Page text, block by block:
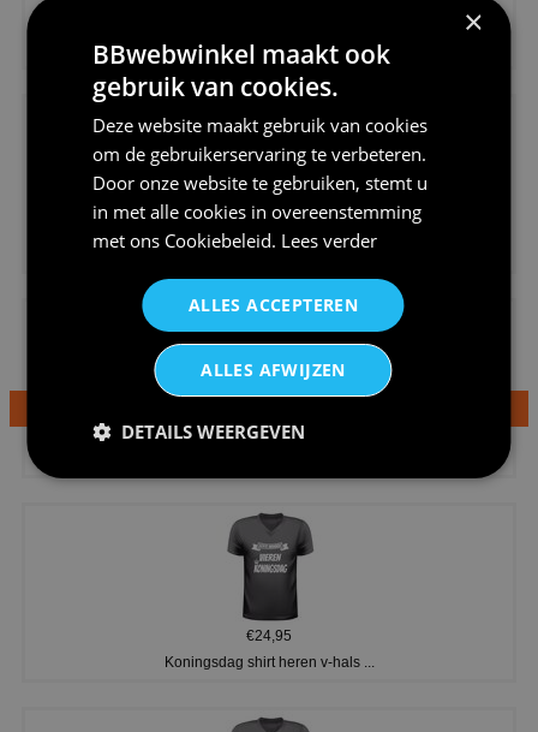
Tegeltje voor opruimen kantine...
€24,95
€24,95
Koningsdag shirt heren v-hals ...
×
BBwebwinkel maakt ook
gebruik van cookies.
Deze website maakt gebruik van cookies
om de gebruikerservaring te verbeteren.
Door onze website te gebruiken, stemt u
in met alle cookies in overeenstemming
met ons Cookiebeleid. Lees verder
ALLES ACCEPTEREN
ALLES AFWIJZEN
DETAILS WEERGEVEN